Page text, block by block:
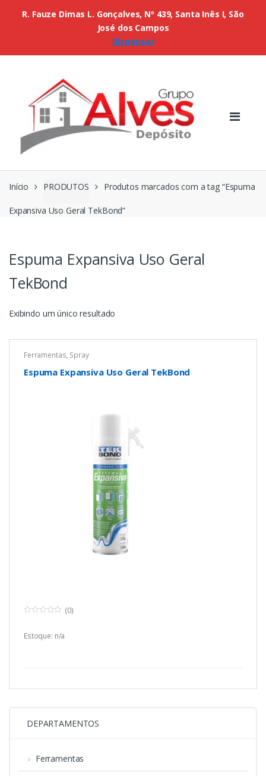
Início PRODUTOS Produtos marcados com a tag “Espuma
Expansiva Uso Geral TekBond”
Espuma Expansiva Uso Geral
TekBond
Exibindo um único resultado
Ferramentas, Spray
Espuma Expansiva Uso Geral TekBond
u
(0)
Estoque: n/a
DEPARTAMENTOS
Ferramentas
R. Fauze Dimas L. Gonçalves, Nº 439, Santa Inês I, São
José dos Campos
Dispensar